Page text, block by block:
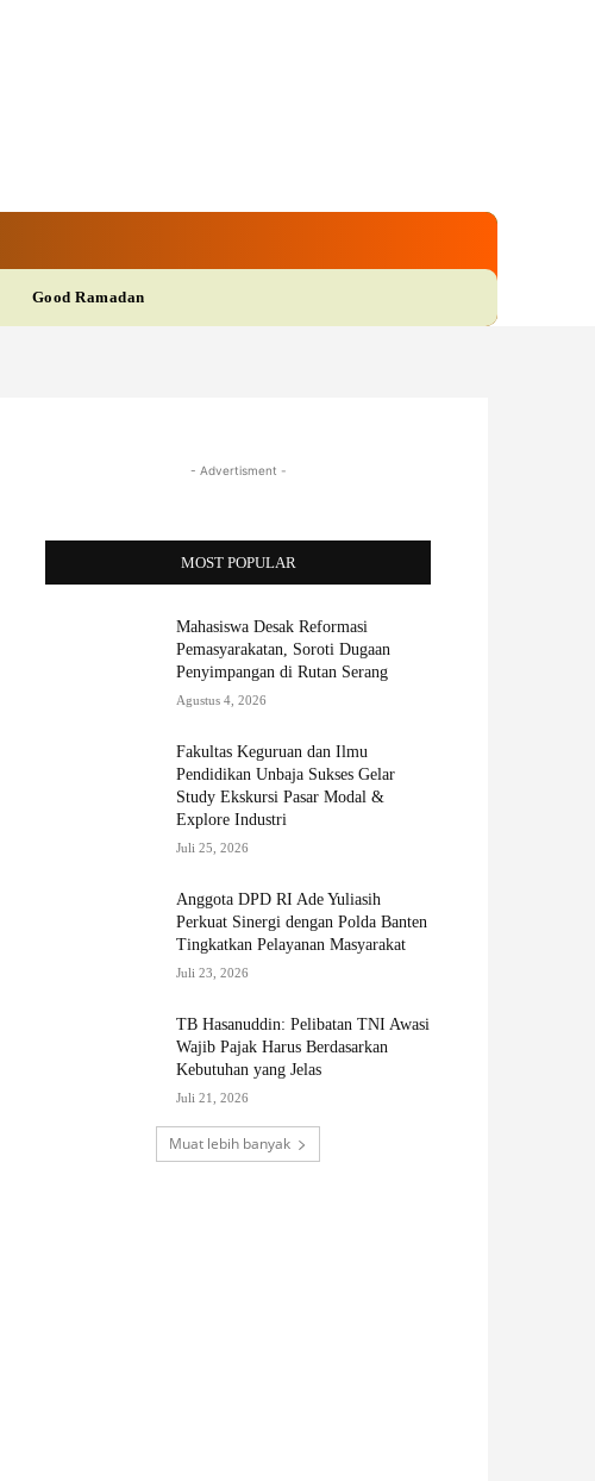
Good Ramadan
- Advertisment -
MOST POPULAR
Mahasiswa Desak Reformasi
Pemasyarakatan, Soroti Dugaan
Penyimpangan di Rutan Serang
Agustus 4, 2026
Fakultas Keguruan dan Ilmu
Pendidikan Unbaja Sukses Gelar
Study Ekskursi Pasar Modal &
Explore Industri
Juli 25, 2026
Anggota DPD RI Ade Yuliasih
Perkuat Sinergi dengan Polda Banten
Tingkatkan Pelayanan Masyarakat
Juli 23, 2026
TB Hasanuddin: Pelibatan TNI Awasi
Wajib Pajak Harus Berdasarkan
Kebutuhan yang Jelas
Juli 21, 2026
Muat lebih banyak